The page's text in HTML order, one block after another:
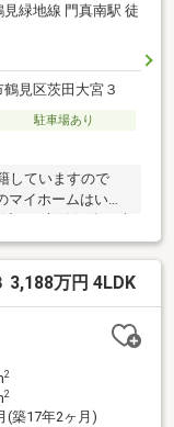
緑地線 門真南駅 徒
見区茨田大宮３
駐車場あり
していますので
イホームはいか
しで新築気分が味
せください。・子
確保したゆとりあ
ずな間取り・バル
ことなら株式会
ん相続相談なども
お待ちしておりま
3,188万円 4LDK
2
2
(築17年2ヶ月)